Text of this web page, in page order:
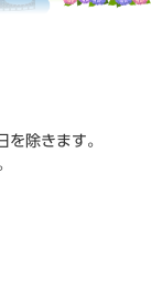
除きます。